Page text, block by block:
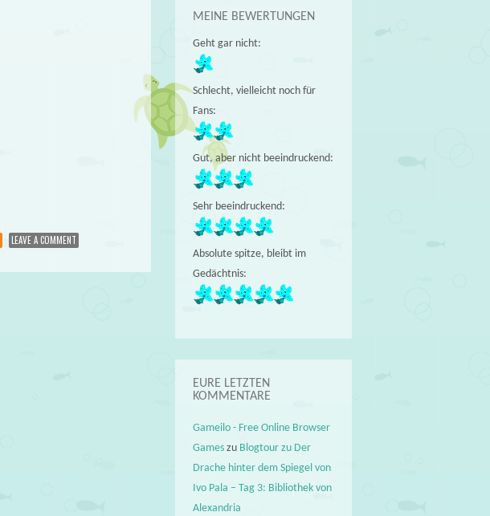
LEAVE A COMMENT
MEINE BEWERTUNGEN
Geht gar nicht:
Schlecht, vielleicht noch für
Fans:
Gut, aber nicht beeindruckend:
Sehr beeindruckend:
Absolute spitze, bleibt im
Gedächtnis:
EURE LETZTEN
KOMMENTARE
Gameilo - Free Online Browser
Games zu Blogtour zu Der
Drache hinter dem Spiegel von
Ivo Pala – Tag 3: Bibliothek von
Alexandria